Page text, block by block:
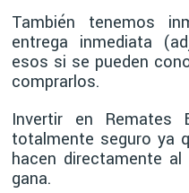
También tenemos
entrega inmediata
esos si se pueden
comprarlos.
Invertir en Remates
totalmente seguro ya
hacen directamente
gana.